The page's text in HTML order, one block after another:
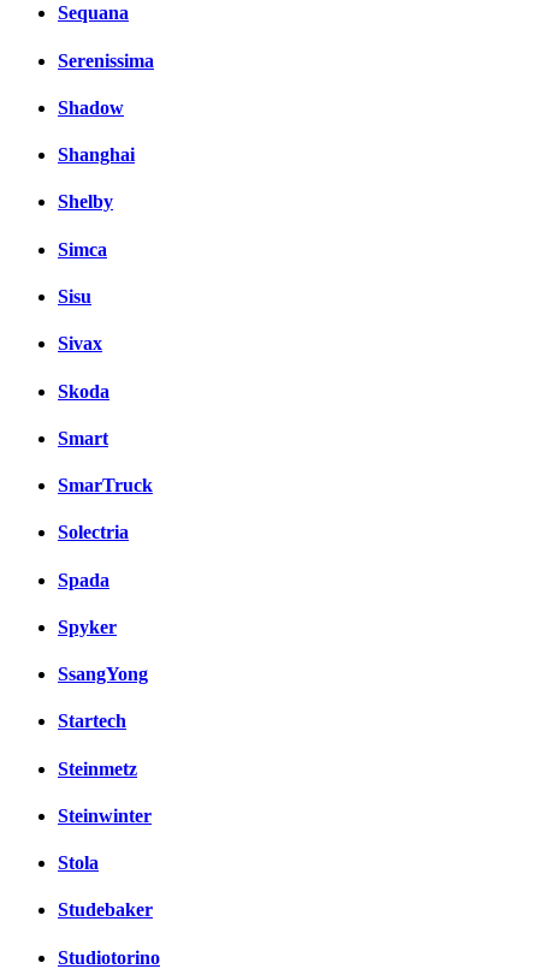
Sequana
Serenissima
Shadow
Shanghai
Shelby
Simca
Sisu
Sivax
Skoda
Smart
SmarTruck
Solectria
Spada
Spyker
SsangYong
Startech
Steinmetz
Steinwinter
Stola
Studebaker
Studiotorino